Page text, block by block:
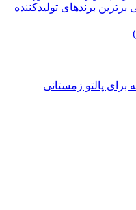
برترین برندهای تولیدکننده
برای پالتو زمستانی